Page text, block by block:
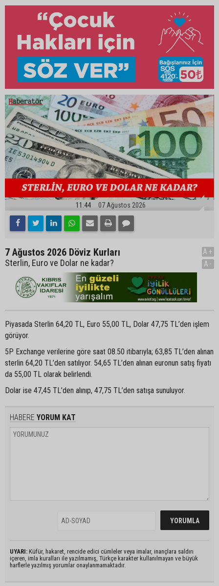
11:44 07 Ağustos 2026
7 Ağustos 2026 Döviz Kurları
Sterlin, Euro ve Dolar ne kadar?
A+
A-
Piyasada Sterlin 64,20 TL, Euro 55,00 TL, Dolar 47,75 TL’den işlem
görüyor.
5P Exchange verilerine göre saat 08.50 itibarıyla; 63,85 TL’den alınan
sterlin 64,20 TL’den satılıyor. 54,65 TL’den alınan euronun satış fiyatı
da 55,00 TL olarak belirlendi.
Dolar ise 47,45 TL’den alınıp, 47,75 TL’den satışa sunuluyor.
HABERE YORUM KAT
UYARI: Küfür, hakaret, rencide edici cümleler veya imalar, inançlara saldırı
içeren, imla kuralları ile yazılmamış, Türkçe karakter kullanılmayan ve büyük
harflerle yazılmış yorumlar onaylanmamaktadır.